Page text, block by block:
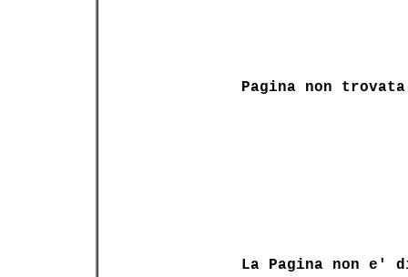
Pagina non trovata
La Pagina non e'